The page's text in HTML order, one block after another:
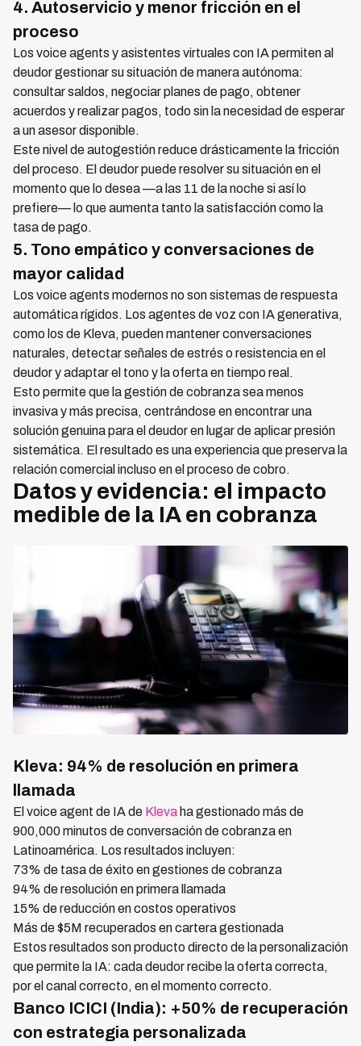
4. Autoservicio y menor fricción en el
proceso
Los voice agents y asistentes virtuales con IA permiten al
deudor gestionar su situación de manera autónoma:
consultar saldos, negociar planes de pago, obtener
acuerdos y realizar pagos, todo sin la necesidad de esperar
a un asesor disponible.
Este nivel de autogestión reduce drásticamente la fricción
del proceso. El deudor puede resolver su situación en el
momento que lo desea —a las 11 de la noche si así lo
prefiere— lo que aumenta tanto la satisfacción como la
tasa de pago.
5. Tono empático y conversaciones de
mayor calidad
Los voice agents modernos no son sistemas de respuesta
automática rígidos. Los agentes de voz con IA generativa,
como los de Kleva, pueden mantener conversaciones
naturales, detectar señales de estrés o resistencia en el
deudor y adaptar el tono y la oferta en tiempo real.
Esto permite que la gestión de cobranza sea menos
invasiva y más precisa, centrándose en encontrar una
solución genuina para el deudor en lugar de aplicar presión
sistemática. El resultado es una experiencia que preserva la
relación comercial incluso en el proceso de cobro.
Datos y evidencia: el impacto
medible de la IA en cobranza
Kleva: 94% de resolución en primera
llamada
El voice agent de IA de Kleva ha gestionado más de
900,000 minutos de conversación de cobranza en
Latinoamérica. Los resultados incluyen:
73% de tasa de éxito en gestiones de cobranza
94% de resolución en primera llamada
15% de reducción en costos operativos
Más de $5M recuperados en cartera gestionada
Estos resultados son producto directo de la personalización
que permite la IA: cada deudor recibe la oferta correcta,
por el canal correcto, en el momento correcto.
Banco ICICI (India): +50% de recuperación
con estrategia personalizada